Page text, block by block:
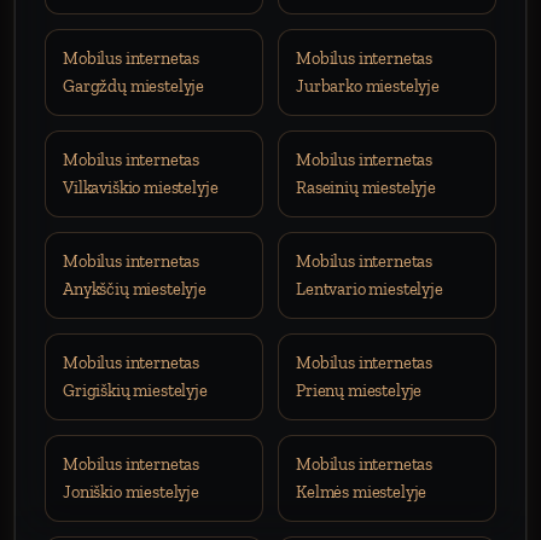
Mobilus internetas
Gargždų miestelyje
Mobilus internetas
Jurbarko miestelyje
Mobilus internetas
Vilkaviškio miestelyje
Mobilus internetas
Raseinių miestelyje
Mobilus internetas
Anykščių miestelyje
Mobilus internetas
Lentvario miestelyje
Mobilus internetas
Grigiškių miestelyje
Mobilus internetas
Prienų miestelyje
Mobilus internetas
Joniškio miestelyje
Mobilus internetas
Kelmės miestelyje